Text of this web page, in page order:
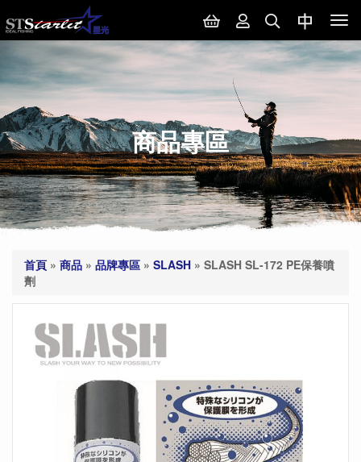
商品專區
首頁 » 商品 » 品牌專區 » SLASH » SLASH SL-172 PE保養噴
劑